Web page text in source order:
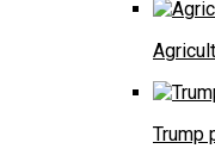
Trump